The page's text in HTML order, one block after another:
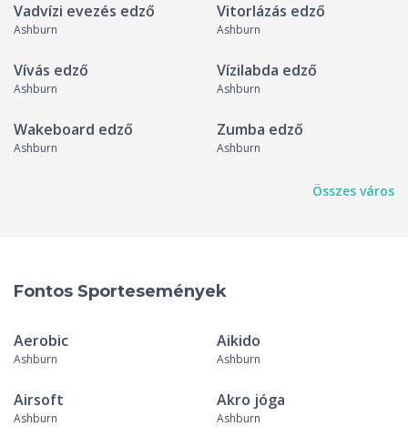
Vadvízi evezés edző
Ashburn
Vitorlázás edző
Ashburn
Vívás edző
Ashburn
Vízilabda edző
Ashburn
Wakeboard edző
Ashburn
Zumba edző
Ashburn
Összes város
Fontos Sportesemények
Aerobic
Ashburn
Aikido
Ashburn
Airsoft
Ashburn
Akro jóga
Ashburn